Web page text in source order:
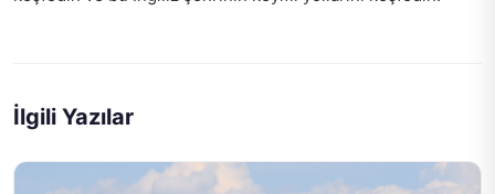
İlgili Yazılar